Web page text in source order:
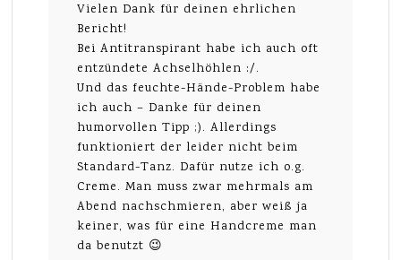
Vielen Dank für deinen ehrlichen
Bericht!
Bei Antitranspirant habe ich auch oft
entzündete Achselhöhlen :/.
Und das feuchte-Hände-Problem habe
ich auch – Danke für deinen
humorvollen Tipp ;). Allerdings
funktioniert der leider nicht beim
Standard-Tanz. Dafür nutze ich o.g.
Creme. Man muss zwar mehrmals am
Abend nachschmieren, aber weiß ja
keiner, was für eine Handcreme man
da benutzt 😉